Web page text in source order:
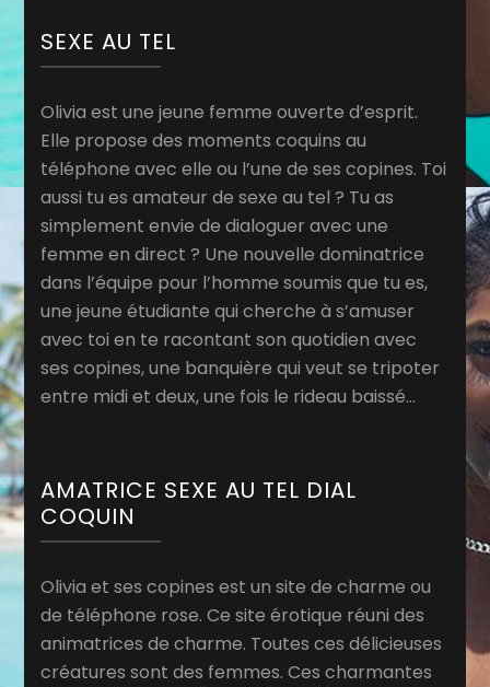
SEXE AU TEL
Olivia est une jeune femme ouverte d’esprit.
Elle propose des moments coquins au
téléphone avec elle ou l’une de ses copines. Toi
aussi tu es amateur de sexe au tel ? Tu as
simplement envie de dialoguer avec une
femme en direct ? Une nouvelle dominatrice
dans l’équipe pour l’homme soumis que tu es,
une jeune étudiante qui cherche à s’amuser
avec toi en te racontant son quotidien avec
ses copines, une banquière qui veut se tripoter
entre midi et deux, une fois le rideau baissé…
AMATRICE SEXE AU TEL DIAL
COQUIN
Olivia et ses copines est un site de charme ou
de téléphone rose. Ce site érotique réuni des
animatrices de charme. Toutes ces délicieuses
créatures sont des femmes. Ces charmantes